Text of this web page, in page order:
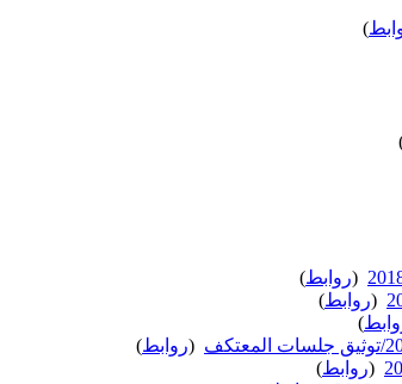
)
(روابط)
(روابط)
)
(روابط)
(روابط)